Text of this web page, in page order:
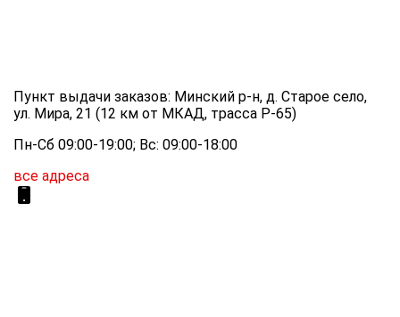
Пункт выдачи заказов: Минский р-н, д. Старое село,
ул. Мира, 21 (12 км от МКАД, трасса P-65)
Пн-Сб 09:00-19:00; Вс: 09:00-18:00
все адреса